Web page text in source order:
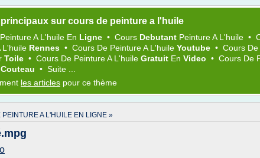
sur cours de peinture a l'huile
PeintureA L'huile En Ligne • Cours Debutant PeintureA L'huile •
L'huile Rennes • Cours De PeintureA L'huile Youtube • Cours De
Toile • Cours De PeintureA L'huile Gratuit En Video • Cours De
Couteau • Suite ...
les articles pour ce thème
A L'HUILE EN LIGNE »